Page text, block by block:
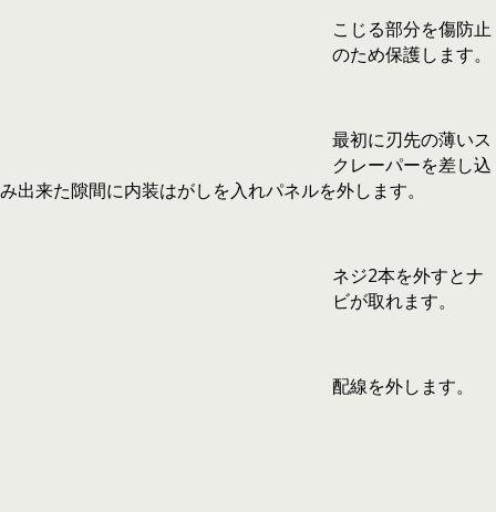
こじる部分を傷防止
のため保護します。
最初に刃先の薄いス
クレーパーを差し込
み出来た隙間に内装はがしを入れパネルを外します。
ネジ2本を外すとナ
ビが取れます。
配線を外します。